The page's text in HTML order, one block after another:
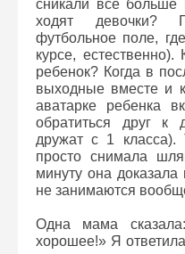
сникали все больше
ходят девочки?
футбольное поле,
курсе, естественно).
ребенок? Когда в
выходные вместе и
аватарке ребенка
обратиться друг к
дружат с 1
просто снимала
минуту она
не занимаются
Одна мама
хорошее!» Я